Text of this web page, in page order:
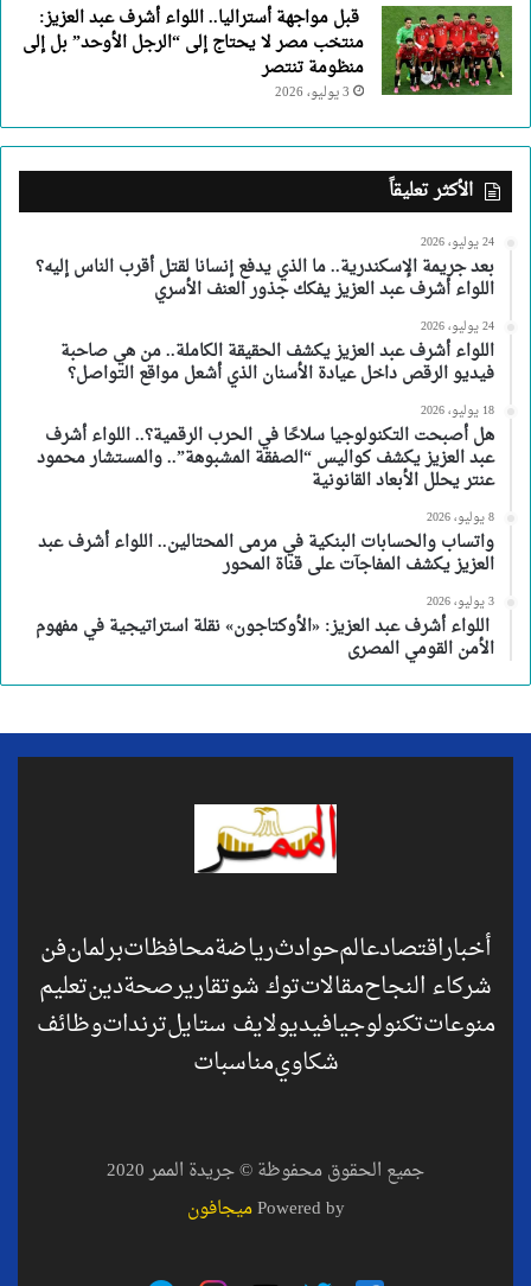
قبل مواجهة أستراليا.. اللواء أشرف عبد العزيز:
منتخب مصر لا يحتاج إلى “الرجل الأوحد” بل إلى
منظومة تنتصر
3 يوليو، 2026
الأكثر تعليقاً
24 يوليو، 2026
بعد جريمة الإسكندرية.. ما الذي يدفع إنسانا لقتل أقرب الناس إليه؟
اللواء أشرف عبد العزيز يفكك جذور العنف الأسري
24 يوليو، 2026
اللواء أشرف عبد العزيز يكشف الحقيقة الكاملة.. من هي صاحبة
فيديو الرقص داخل عيادة الأسنان الذي أشعل مواقع التواصل؟
18 يوليو، 2026
هل أصبحت التكنولوجيا سلاحًا في الحرب الرقمية؟.. اللواء أشرف
عبد العزيز يكشف كواليس “الصفقة المشبوهة”.. والمستشار محمود
عنتر يحلل الأبعاد القانونية
8 يوليو، 2026
واتساب والحسابات البنكية في مرمى المحتالين.. اللواء أشرف عبد
العزيز يكشف المفاجآت على قناة المحور
3 يوليو، 2026
اللواء أشرف عبد العزيز: «الأوكتاجون» نقلة استراتيجية في مفهوم
الأمن القومي المصرى
أخباراقتصادعالمحوادثرياضةمحافظاتبرلمانفن
شركاء النجاحمقالاتتوك شوتقاريرصحةدينتعليم
منوعاتتكنولوجيافيديولايف ستايلترنداتوظائف
شكاويمناسبات
جميع الحقوق محفوظة © جريدة الممر 2020
Powered byميجافون